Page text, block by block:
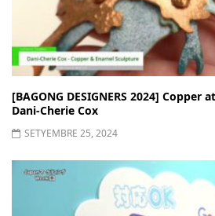
[BAGONG DESIGNERS 2024] Copper
Dani-Cherie Cox
SETYEMBRE 25, 2024